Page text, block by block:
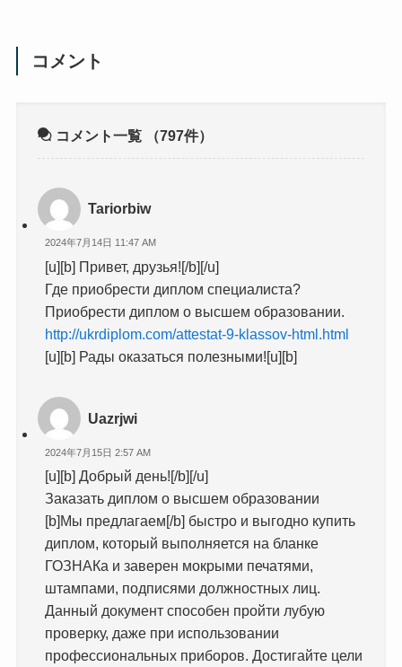
コメント
コメント一覧 （797件）
Tariorbiw
2024年7月14日 11:47 AM
[u][b] Привет, друзья![/b][/u]
Где приобрести диплом специалиста?
Приобрести диплом о высшем образовании.
http://ukrdiplom.com/attestat-9-klassov-html.html
[u][b] Рады оказаться полезными![u][b]
Uazrjwi
2024年7月15日 2:57 AM
[u][b] Добрый день![/b][/u]
Заказать диплом о высшем образовании
[b]Мы предлагаем[/b] быстро и выгодно купить
диплом, который выполняется на бланке
ГОЗНАКа и заверен мокрыми печатями,
штампами, подписями должностных лиц.
Данный документ способен пройти лубую
проверку, даже при использовании
профессиональных приборов. Достигайте цели